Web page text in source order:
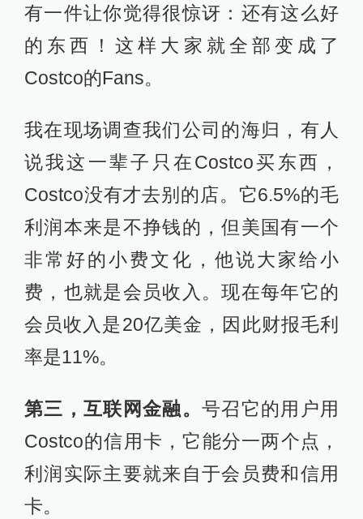
有一件让你觉得很惊讶：还有这么好
的东西！这样大家就全部变成了
Costco的Fans。
我在现场调查我们公司的海归，有人
说我这一辈子只在Costco买东西，
Costco没有才去别的店。它6.5%的毛
利润本来是不挣钱的，但美国有一个
非常好的小费文化，他说大家给小
费，也就是会员收入。现在每年它的
会员收入是20亿美金，因此财报毛利
率是11%。
第三，互联网金融。号召它的用户用
Costco的信用卡，它能分一两个点，
利润实际主要就来自于会员费和信用
卡。